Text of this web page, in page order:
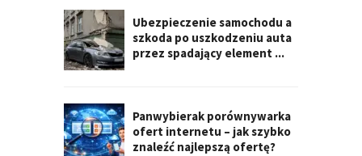
Ubezpieczenie samochodu a
szkoda po uszkodzeniu auta
przez spadający element ...
Panwybierak porównywarka
ofert internetu – jak szybko
znaleźć najlepszą ofertę?